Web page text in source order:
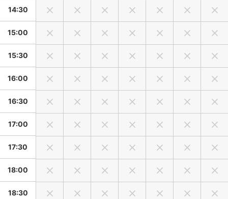
いうことを忘れないようにお願い致します。
撮影者目線から見ても近頃カメラマン、参拝されるご家族に
関わらず神社やお寺をスタジオ感覚で見ている様な人たちを
多く感じます。
撮影はあくまで神社やお寺、他の参拝者のご迷惑にならない
ように、
またご家族の節目のお祝いの日のお詣りの記録を残すためと
考えております。
その点の認識を今一度ご確認お願い致します。
交通機関や諸事情によりお遅刻される場合は必ずご一報下さ
ご連絡がない場合、事故や何らかのトラブルが発生した可能
性を示唆します。
何もご連絡無くお約束のお時間から10分のお遅刻になりまし
14:30
15:00
15:30
16:00
16:30
17:00
17:30
18:00
18:30